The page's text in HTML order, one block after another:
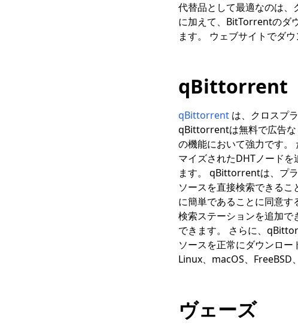
代替品として最適なのは、
に加えて、BitTorrentのダ
ます。 ウェブサイトでダ
qBittorrent
qBittorrent は、クロスプ
qBittorrentは無料で広告な
の機能において強力です。
マイズされたDHTノード
ます。 qBittorrentは、プ
ソースを直接検索できる
に簡単であることに同意
検索ステーションを追加で
できます。 さらに、
ソースを正常にダウンロ
Linux、macOS、FreeBSD
ヴェーズ